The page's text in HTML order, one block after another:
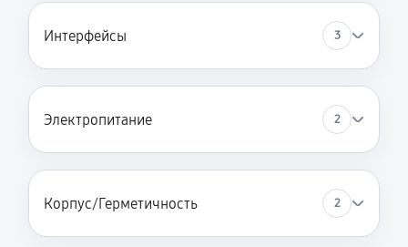
Интерфейсы 3
Электропитание 2
Корпус/Герметичность 2